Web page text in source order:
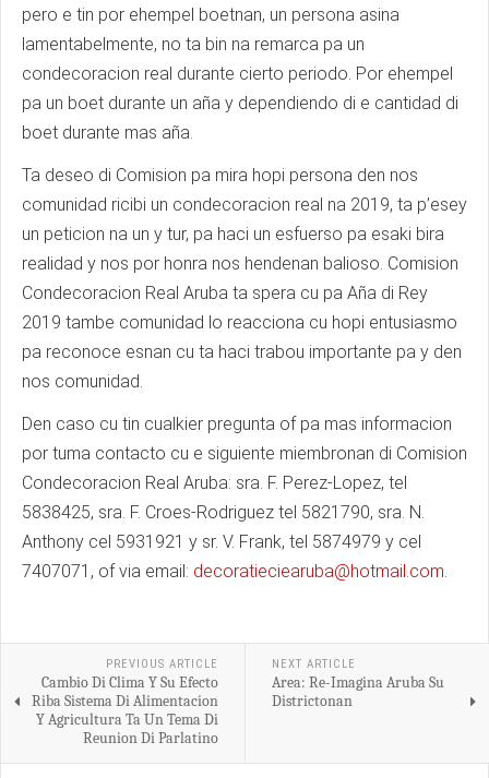
pero e tin por ehempel boetnan, un persona asina
lamentabelmente, no ta bin na remarca pa un
condecoracion real durante cierto periodo. Por ehempel
pa un boet durante un aña y dependiendo di e cantidad di
boet durante mas aña.
Ta deseo di Comision pa mira hopi persona den nos
comunidad ricibi un condecoracion real na 2019, ta p’esey
un peticion na un y tur, pa haci un esfuerso pa esaki bira
realidad y nos por honra nos hendenan balioso. Comision
Condecoracion Real Aruba ta spera cu pa Aña di Rey
2019 tambe comunidad lo reacciona cu hopi entusiasmo
pa reconoce esnan cu ta haci trabou importante pa y den
nos comunidad.
Den caso cu tin cualkier pregunta of pa mas informacion
por tuma contacto cu e siguiente miembronan di Comision
Condecoracion Real Aruba: sra. F. Perez-Lopez, tel
5838425, sra. F. Croes-Rodriguez tel 5821790, sra. N.
Anthony cel 5931921 y sr. V. Frank, tel 5874979 y cel
7407071, of via email: decoratieciearuba@hotmail.com
PREVIOUS ARTICLE
Cambio Di Clima Y Su Efecto
Riba Sistema Di Alimentacion
Y Agricultura Ta Un Tema Di
Reunion Di Parlatino
NEXT ARTICLE
Area: Re-Imagina Aruba Su
Districtonan